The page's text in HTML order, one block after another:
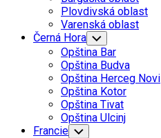
Menu
Plovdivská oblast
Varenská oblast
Černá Hora Toggle
Child
Menu
Opština Bar
Opština Budva
Opština Herceg Novi
Opština Kotor
Opština Tivat
Opština Ulcinj
Francie Toggle